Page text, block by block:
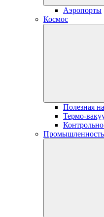
Аэропорты
Космос
Полезная
Термо-
Промышленность